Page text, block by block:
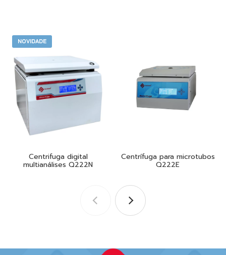
NOVIDADE
Centrifuga digital
multianálises Q222N
Centrífuga para microtubos
Q222E